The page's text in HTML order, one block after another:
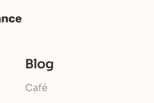
Blog
Café